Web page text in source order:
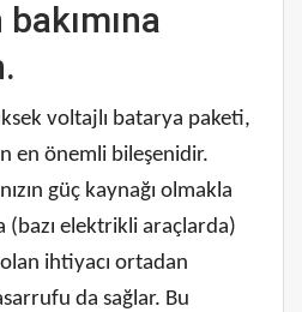
voltajlı batarya paketi,
en önemli bileşenidir.
güç kaynağı olmakla
(bazı elektrikli araçlarda)
ihtiyacı ortadan
da sağlar. Bu